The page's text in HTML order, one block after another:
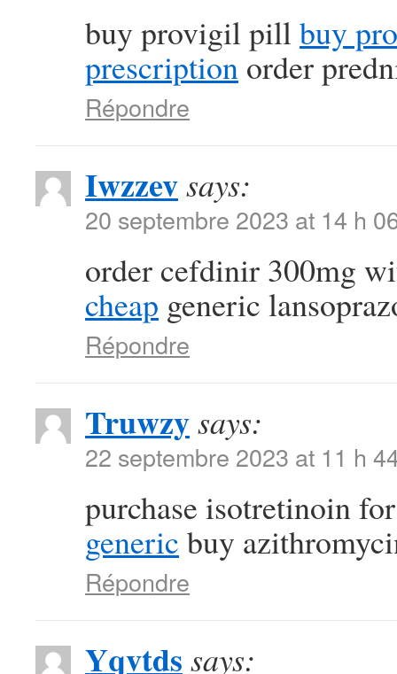
buy provigil pillbuy
prescription order
Répondre
Iwzzevsays:
20 septembre 2023 at 14 h
order cefdinir 300mg
cheap generic
Répondre
Truwzysays:
22 septembre 2023 at 11 h
purchase isotretinoin
generic buy
Répondre
Yqvtds says: